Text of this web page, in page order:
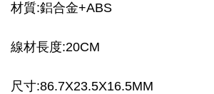
材質:鋁合金+ABS
線材長度:20CM
尺寸:86.7X23.5X16.5MM